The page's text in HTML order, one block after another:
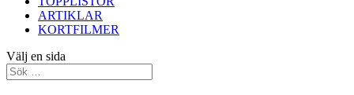
ARTIKLAR
KORTFILMER
Välj en sida